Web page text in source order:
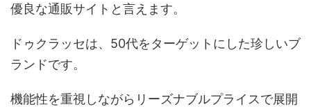
優良な通販サイトと言えます。
ドゥクラッセは、50代をターゲットにした珍しいブ
ランドです。
機能性を重視しながらリーズナブルプライスで展開